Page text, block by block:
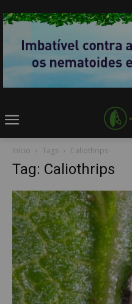
Início Tags Caliothrips
Tag: Caliothrips